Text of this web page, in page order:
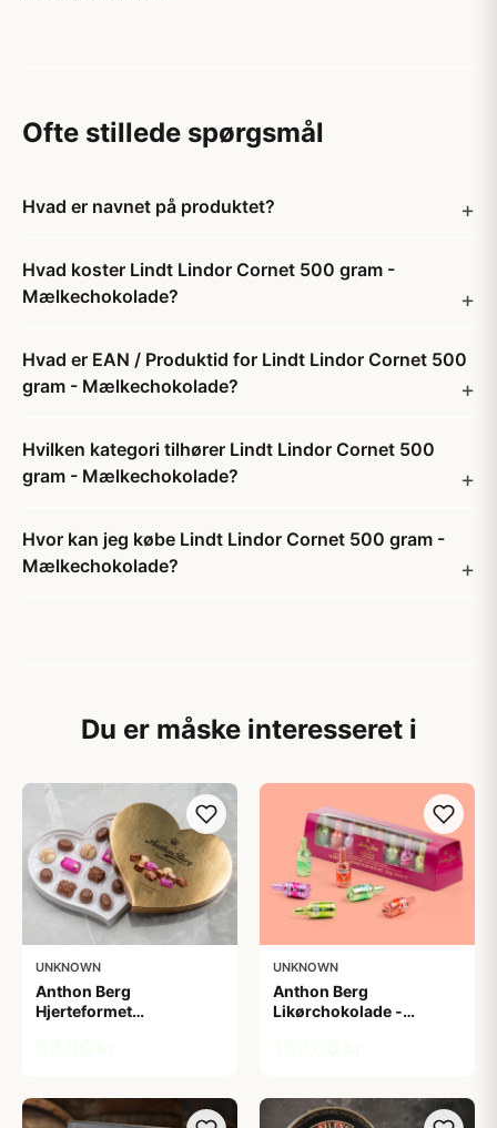
Ofte stillede spørgsmål
Hvad er navnet på produktet?
Hvad koster Lindt Lindor Cornet 500 gram -
Mælkechokolade?
Hvad er EAN / Produktid for Lindt Lindor Cornet 500
gram - Mælkechokolade?
Hvilken kategori tilhører Lindt Lindor Cornet 500
gram - Mælkechokolade?
Hvor kan jeg købe Lindt Lindor Cornet 500 gram -
Mælkechokolade?
Du er måske interesseret i
UNKNOWN
Anthon Berg
Hjerteformet
UNKNOWN
Anthon Berg
Likørchokolade -